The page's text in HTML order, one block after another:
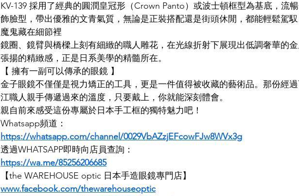
KV-139 採用了經典的圓潤皇冠形（Crown Panto）或波士頓框型為基底，流
飾臉型，帶出優雅的文青氣質，無論是正裝搭配還是街頭休閒，都能輕鬆駕
魔鬼藏在細節裡
鏡圈、鏡臂與橋樑上刻有細緻的職人雕花，在光線折射下展現出低調奢華的
張揚的精緻感，正是日系美學的精髓所在。
【 擁有一副可以傳承的眼鏡 】
金子眼鏡不僅僅是視力矯正的工具，更是一件值得被收藏的藝術品。那份經
江職人親手傳遞過來的溫度，只要戴上，你就能深刻體會。
親自前來感受這份專屬於日本手工框的獨特魅力吧！
Whatsapp頻道：
https://whatsapp.com/channel/0029VbAZzjEFcowFJw8WVx3g
透過WHATSAPP即時向店員查詢：
https://wa.me/85256206685
【the WAREHOUSE optic 日本手造眼鏡專門店】
www.facebook.com/thewarehouseoptic